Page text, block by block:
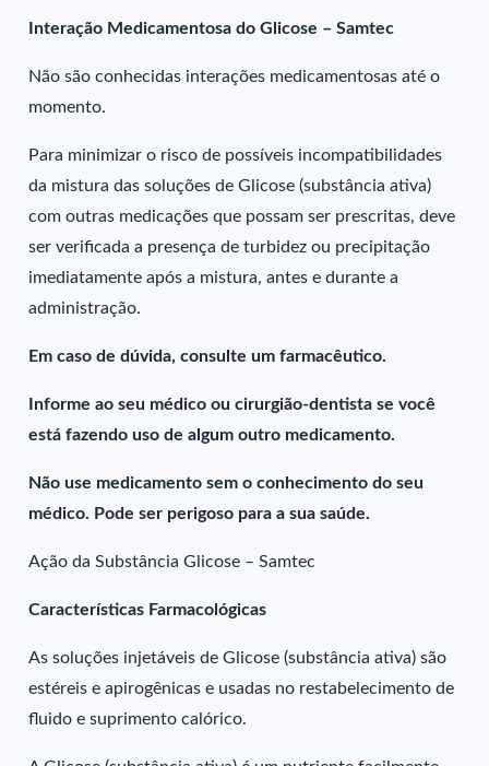
Interação Medicamentosa do Glicose – Samtec
Não são conhecidas interações medicamentosas até o
momento.
Para minimizar o risco de possíveis incompatibilidades
da mistura das soluções de Glicose (substância ativa)
com outras medicações que possam ser prescritas, deve
ser verificada a presença de turbidez ou precipitação
imediatamente após a mistura, antes e durante a
administração.
Em caso de dúvida, consulte um farmacêutico.
Informe ao seu médico ou cirurgião-dentista se você
está fazendo uso de algum outro medicamento.
Não use medicamento sem o conhecimento do seu
médico. Pode ser perigoso para a sua saúde.
Ação da Substância Glicose – Samtec
Características Farmacológicas
As soluções injetáveis de Glicose (substância ativa) são
estéreis e apirogênicas e usadas no restabelecimento de
fluido e suprimento calórico.